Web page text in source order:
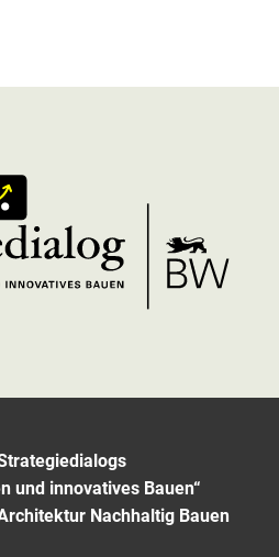
und innovatives Bauen“
Nachhaltig Bauen